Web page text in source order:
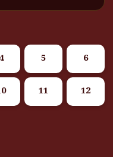
4 5 6
11 12